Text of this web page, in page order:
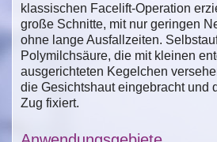
klassischen Facelift-Operation
große Schnitte, mit nur geringen
ohne lange Ausfallzeiten.
Polymilchsäure, die mit kleinen
ausgerichteten Kegelchen
die Gesichtshaut eingebracht und
Zug fixiert.